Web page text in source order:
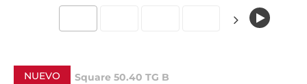
NUEVO Square 50.40 TG B